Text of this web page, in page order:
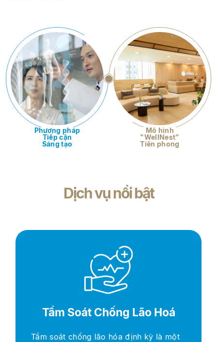
Phương pháp
Tiếp cận
Sáng tạo
Mô hình
"WellNest"
Tiên phong
Dịch vụ nổi bật
Tầm Soát Chống Lão Hoá
Tầm soát chống lão hóa định kỳ là một